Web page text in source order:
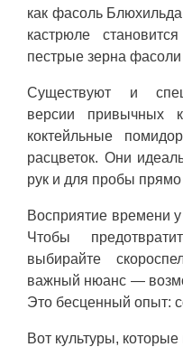
как фасоль
кастрюле
пестрые зерна фасоли
Существуют и
версии привычных
коктейльные
расцветок. Они
рук и для пробы прямо
Восприятие времени
Чтобы
выбирайте
важный нюанс —
Это бесценный опыт:
Вот культуры,